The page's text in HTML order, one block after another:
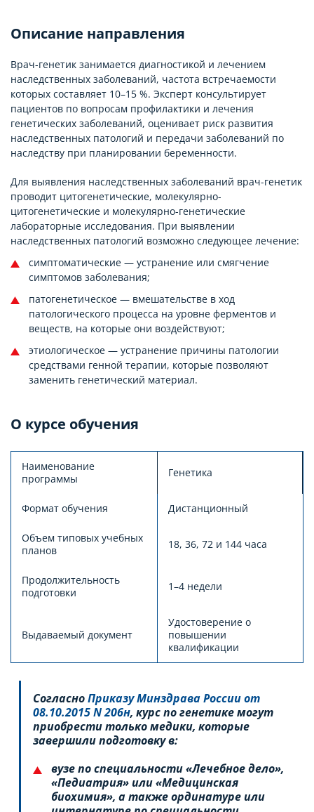
Описание направления
Врач-генетик занимается диагностикой и лечением
наследственных заболеваний, частота встречаемости
которых составляет 10–15 %. Эксперт консультирует
пациентов по вопросам профилактики и лечения
генетических заболеваний, оценивает риск развития
наследственных патологий и передачи заболеваний по
наследству при планировании беременности.
Для выявления наследственных заболеваний врач-генетик
проводит цитогенетические, молекулярно-
цитогенетические и молекулярно-генетические
лабораторные исследования. При выявлении
наследственных патологий возможно следующее лечение:
симптоматические — устранение или смягчение
симптомов заболевания;
патогенетическое — вмешательстве в ход
патологического процесса на уровне ферментов и
веществ, на которые они воздействуют;
этиологическое — устранение причины патологии
средствами генной терапии, которые позволяют
заменить генетический материал.
О курсе обучения
Наименование
программы
Генетика
Формат обучения Дистанционный
Объем типовых учебных
планов
18, 36, 72 и 144 часа
Продолжительность
подготовки
1–4 недели
Выдаваемый документ
Удостоверение о
повышении
квалификации
СогласноПриказу Минздрава России от
08.10.2015 N 206н, курс по генетике могут
приобрести только медики, которые
завершили подготовку в:
вузе по специальности «Лечебное дело»,
«Педиатрия» или «Медицинская
биохимия», а также ординатуре или